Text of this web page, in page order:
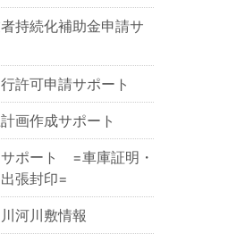
持続化補助金申請サ
許可申請サポート
画作成サポート
ポート =車庫証明・
張封印=
河川敷情報